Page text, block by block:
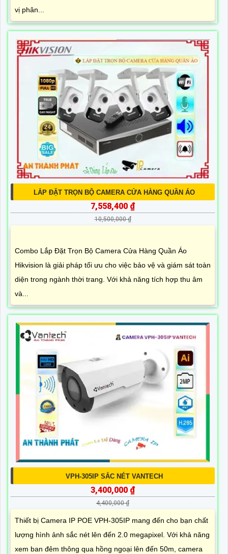
vị phân...
LẮP ĐẶT TRỌN BỘ CAMERA CỬA HÀNG QUẦN ÁO
7,558,400 ₫
10,500,000 ₫
Combo Lắp Đặt Trọn Bộ Camera Cửa Hàng Quần Áo
Hikvision là giải pháp tối ưu cho việc bảo vệ và giám sát toàn
diện trong ngành thời trang. Với khả năng tích hợp thu âm
và...
VPH-305IP SẮC NÉT VANTECH
3,400,000 ₫
4,400,000 ₫
Thiết bị Camera IP POE VPH-305IP mang đến cho bạn chất
lượng hình ảnh sắc nét lên đến 2.0 megapixel. Với khả năng
xem ban đêm thông qua hồng ngoại lên đến 50m, camera